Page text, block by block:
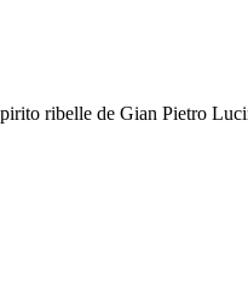
ribelle de Gian Pietro